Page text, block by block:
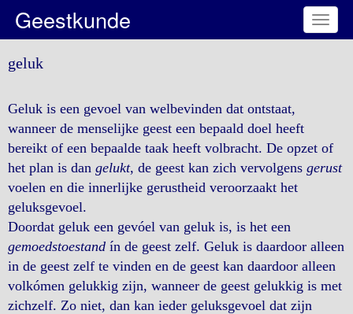
Toggle
Geestkunde
geluk
Geluk is een gevoel van welbevinden dat ontstaat,
wanneer de menselijke geest een bepaald doel heeft
bereikt of een bepaalde taak heeft volbracht. De opzet of
het plan is dan gelukt, de geest kan zich vervolgens gerust
voelen en die innerlijke gerustheid veroorzaakt het
geluksgevoel.
Doordat geluk een gevóel van geluk is, is het een
gemoedstoestand ín de geest zelf. Geluk is daardoor alleen
in de geest zelf te vinden en de geest kan daardoor alleen
volkómen gelukkig zijn, wanneer de geest gelukkig is met
zichzelf. Zo niet, dan kan ieder geluksgevoel dat zijn